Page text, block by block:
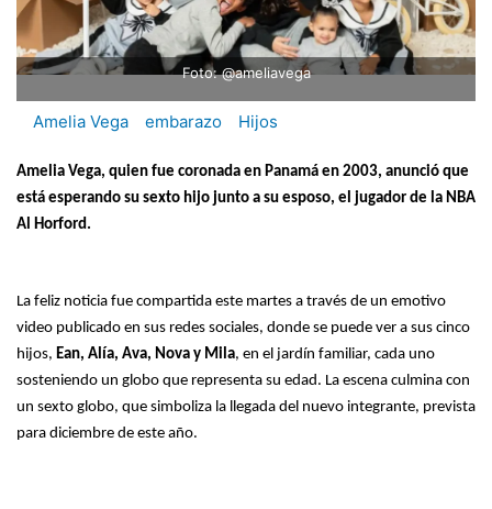
Foto: @ameliavega
Amelia Vega embarazo Hijos
Amelia Vega, quien fue coronada en Panamá en 2003, anunció que
está esperando su sexto hijo junto a su esposo, el jugador de la NBA
Al Horford.
La feliz noticia fue compartida este martes a través de un emotivo
video publicado en sus redes sociales, donde se puede ver a sus cinco
hijos, Ean, Alía, Ava, Nova y Mila, en el jardín familiar, cada uno
sosteniendo un globo que representa su edad. La escena culmina con
un sexto globo, que simboliza la llegada del nuevo integrante, prevista
para diciembre de este año.